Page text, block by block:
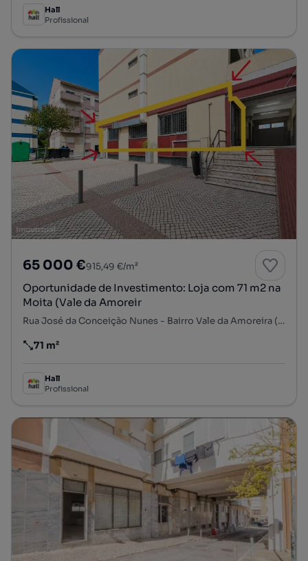
Hall
Profissional
65 000 €915,49 €/m²
Oportunidade de Investimento: Loja com 71 m2 na
Moita (Vale da Amoreir
Rua José da Conceição Nunes - Bairro Vale da Amoreira (Novo), Baixa da Banheira e Vale da Amoreira, Moita, Setúbal
Preço por metro quadrado
71 m²
Hall
Profissional